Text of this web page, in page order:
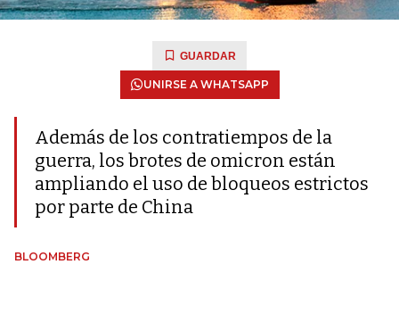
GUARDAR
UNIRSE A WHATSAPP
Además de los contratiempos de la
guerra, los brotes de omicron están
ampliando el uso de bloqueos estrictos
por parte de China
BLOOMBERG